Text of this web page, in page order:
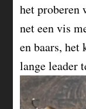
het proberen
net een vis
en baars, het
lange leader